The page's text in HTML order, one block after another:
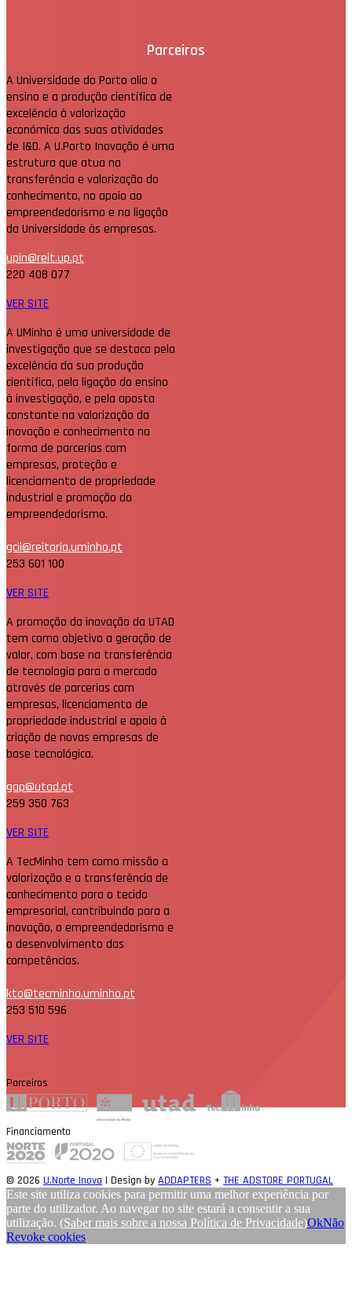
Parceiros
A Universidade do Porto alia o
ensino e a produção científica de
excelência à valorização
económica das suas atividades
de I&D. A U.Porto Inovação é uma
estrutura que atua na
transferência e valorização do
conhecimento, no apoio ao
empreendedorismo e na ligação
da Universidade às empresas.
upin@reit.up.pt
220 408 077
VER SITE
A UMinho é uma universidade de
investigação que se destaca pela
excelência da sua produção
cientifica, pela ligação do ensino
à investigação, e pela aposta
constante na valorização da
inovação e conhecimento na
forma de parcerias com
empresas, proteção e
licenciamento de propriedade
industrial e promoção do
empreendedorismo.
gcii@reitoria.uminho.pt
253 601 100
VER SITE
A promoção da inovação da UTAD
tem como objetivo a geração de
valor, com base na transferência
de tecnologia para o mercado
através de parcerias com
empresas, licenciamento de
propriedade industrial e apoio à
criação de novas empresas de
base tecnológica.
gap@utad.pt
259 350 763
VER SITE
A TecMinho tem como missão a
valorização e a transferência de
conhecimento para o tecido
empresarial, contribuindo para a
inovação, o empreendedorismo e
o desenvolvimento das
competências.
kto@tecminho.uminho.pt
253 510 596
VER SITE
Parceiros
Financiamento
© 2026 U.Norte Inova | Design by ADDAPTERS + THE ADSTORE PORTUGAL
Este site utiliza cookies para permitir uma melhor experiência por
parte do utilizador. Ao navegar no site estará a consentir a sua
utilização. (Saber mais sobre a nossa Política de Privacidade)OkNão
Revoke cookies